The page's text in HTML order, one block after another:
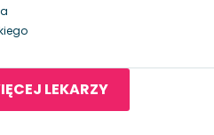
LEKARZY